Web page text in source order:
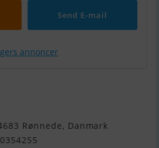
Send E-mail
annoncer
Rønnede, Danmark